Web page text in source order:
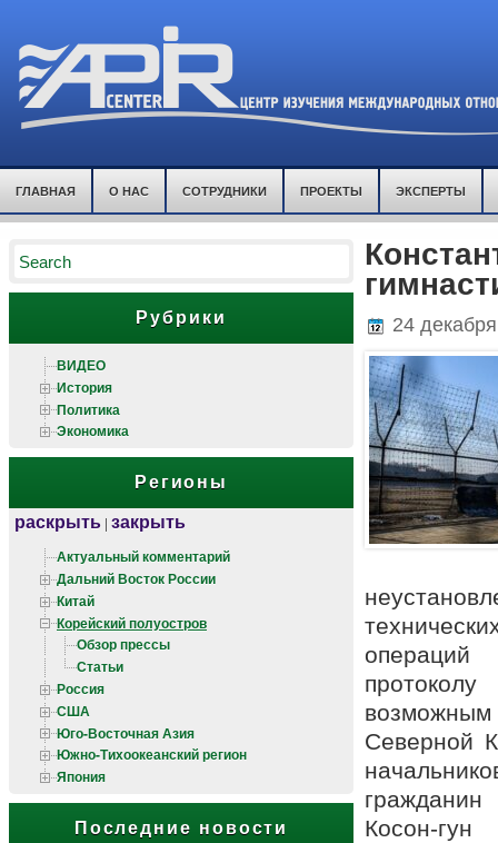
ГЛАВНАЯ О НАС СОТРУДНИКИ ПРОЕКТЫ ЭКСПЕРТЫ
Рубрики
ВИДЕО
История
Политика
Экономика
Регионы
раскрыть | закрыть
Актуальный комментарий
Дальний Восток России
Китай
Корейский полуостров
Обзор прессы
Статьи
Россия
США
Юго-Восточная Азия
Южно-Тихоокеанский регион
Япония
Последние новости
24
Северной
Косон-